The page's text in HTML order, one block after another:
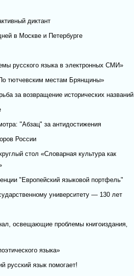
диктант
в Москве и Петербурге
русского языка в электронных СМИ»
тютчевским местам Брянщины»
за возвращение исторических названий
"Абзац" за антидостижения
России
стол «Словарная культура как
"Европейский языковой портфель"
университету — 130 лет
освещающие проблемы книгоиздания,
языка»
русский язык помогает!